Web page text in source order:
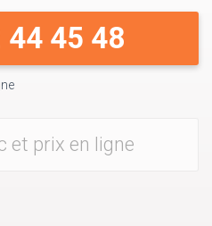
44 45 48
et prix en ligne